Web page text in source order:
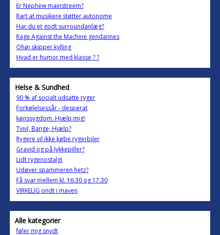
Er Nephew mainstreem?
Rart at musikere støtter autonome
Har du et godt surroundanlæg?
Rage Against the Machine gendannes
Ohøj skipper kylling
Hvad er humor med klasse ? ?
Helse & Sundhed
90 % af socialt udsatte ryger
Forkølelsessår - desperat
kønssygdom. Hjælp mig!
Tvivl, Bange, Hjælp?
Rygere vil ikke købe rygerbiler
Gravid og på lykkepiller?
Lidt rygenostalgi
Udøver spammeren hetz?
Få svar mellem kl. 16.30 og 17.30
VIRKELIG ondt i maven
Alle kategorier
føler mig snydt